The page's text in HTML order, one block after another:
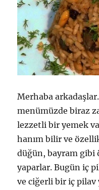
Merhaba
menümüzde biraz
lezzetli bir yemek
hanım bilir ve
düğün, bayram gibi
yaparlar. Bugün iç
ve ciğerli bir iç pilav